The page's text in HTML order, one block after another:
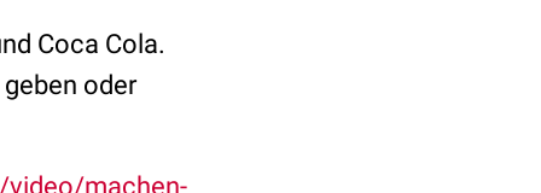
Coca Cola.
oder
machen-